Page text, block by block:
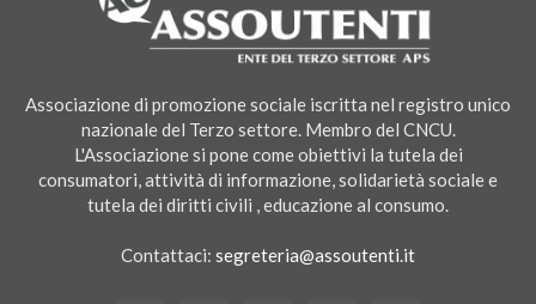
Associazione di promozione sociale iscritta nel registro unico
nazionale del Terzo settore. Membro del CNCU.
L'Associazione si pone come obiettivi la tutela dei
consumatori, attività di informazione, solidarietà sociale e
tutela dei diritti civili , educazione al consumo.
Contattaci: segreteria@assoutenti.it